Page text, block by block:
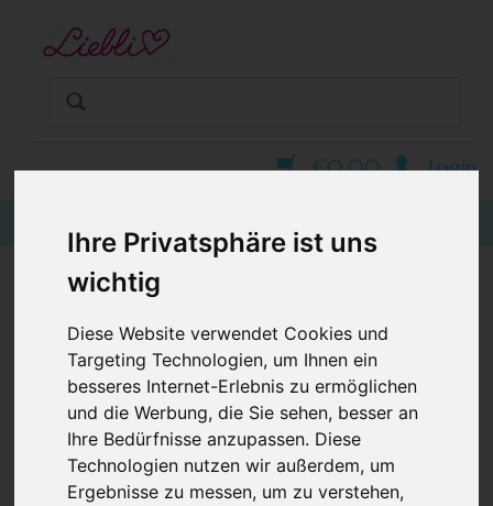
Ihre Privatsphäre ist uns
wichtig
Diese Website verwendet Cookies und
Targeting Technologien, um Ihnen ein
besseres Internet-Erlebnis zu ermöglichen
und die Werbung, die Sie sehen, besser an
Ihre Bedürfnisse anzupassen. Diese
Technologien nutzen wir außerdem, um
Ergebnisse zu messen, um zu verstehen,
€0,00 Login
STARTSEITE
KINDERGESCHÄFT IN WIEN
BLOG